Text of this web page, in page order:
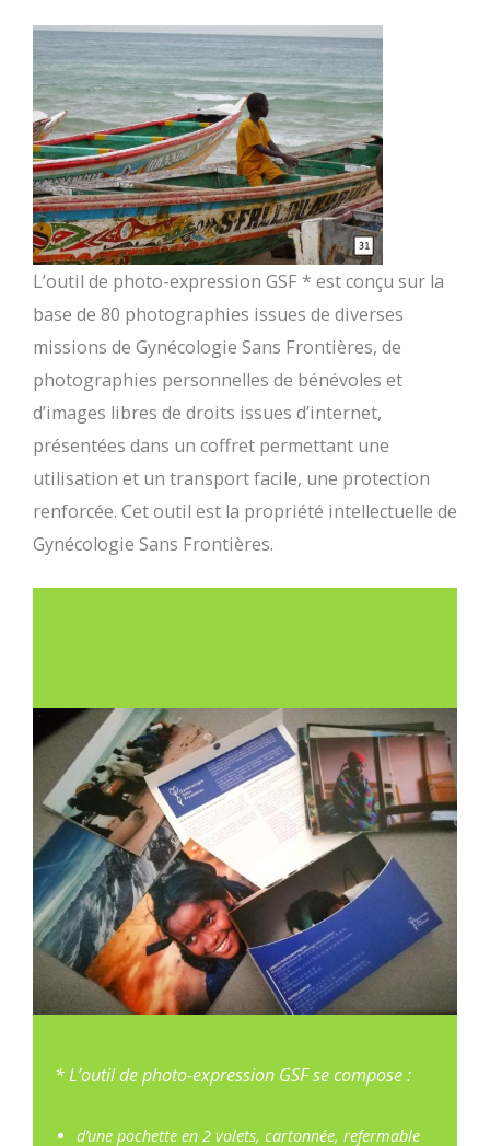
L’outil de photo-expression GSF * est conçu sur la
base de 80 photographies issues de diverses
missions de Gynécologie Sans Frontières, de
photographies personnelles de bénévoles et
d’images libres de droits issues d’internet,
présentées dans un coffret permettant une
utilisation et un transport facile, une protection
renforcée. Cet outil est la propriété intellectuelle de
Gynécologie Sans Frontières.
* L’outil de photo-expression GSF se compose :
d’une pochette en 2 volets, cartonnée, refermable